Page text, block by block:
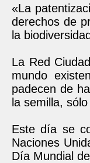
«La
derechos de
la
La Red
mundo
padecen de
la semilla,
Este día se
Naciones
Día Mundial